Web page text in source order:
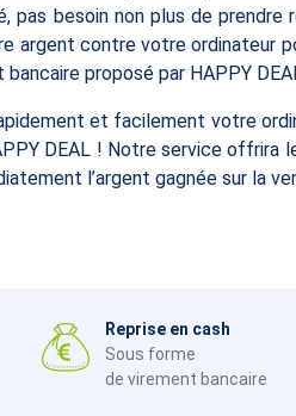
pas besoin non plus de
argent contre votre ordinateur
proposé par HAPPY
et facilement votre
DEAL ! Notre service offrira
l’argent gagnée sur la
Reprise en cash
Sous forme
de virement bancaire